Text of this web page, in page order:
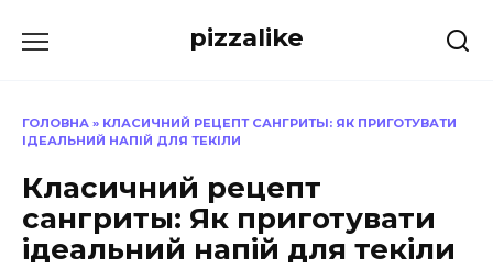
до
pizzalike
ГОЛОВНА » КЛАСИЧНИЙ РЕЦЕПТ САНГРИТЫ: ЯК ПРИГОТУВАТИ
ІДЕАЛЬНИЙ НАПІЙ ДЛЯ ТЕКІЛИ
Класичний рецепт
сангриты: Як приготувати
ідеальний напій для текіли